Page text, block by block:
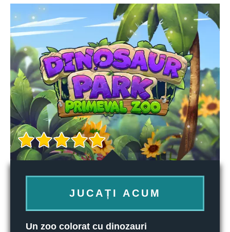
JUCAȚI ACUM
Un zoo colorat cu dinozauri